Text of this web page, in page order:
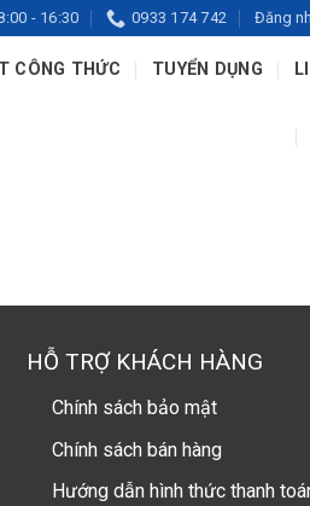
- 16:30 0933 174 742 Đăng
CÔNG THỨC TUYỂN DỤNG
HỖ TRỢ KHÁCH HÀNG
Chính sách bảo mật
Chính sách bán hàng
Hướng dẫn hình thức thanh